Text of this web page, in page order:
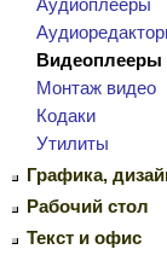
Аудиоплееры
Видеоплееры
Монтаж видео
Кодаки
Утилиты
Графика,
Рабочий стол
Текст и офис